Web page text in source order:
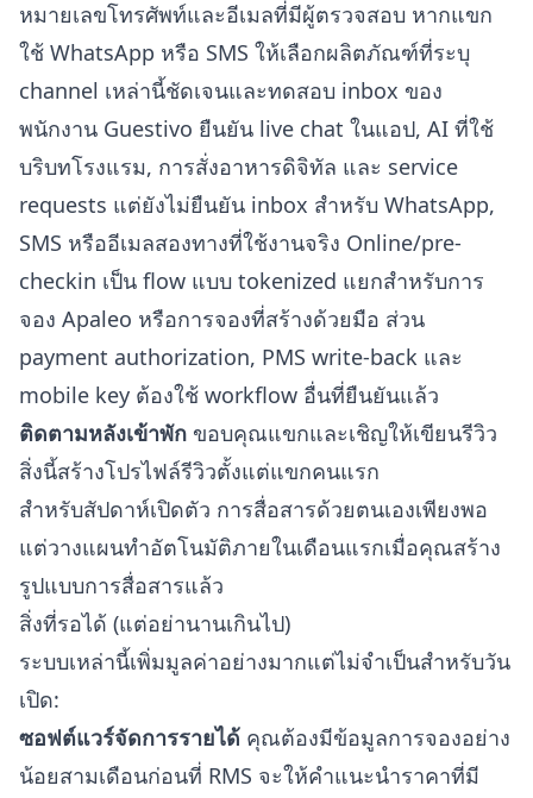
หมายเลขโทรศัพท์และอีเมลที่มีผู้ตรวจสอบ หากแขก
ใช้ WhatsApp หรือ SMS ให้เลือกผลิตภัณฑ์ที่ระบุ
channel เหล่านี้ชัดเจนและทดสอบ inbox ของ
พนักงาน Guestivo ยืนยัน live chat ในแอป, AI ที่ใช้
บริบทโรงแรม, การสั่งอาหารดิจิทัล และ service
requests แต่ยังไม่ยืนยัน inbox สำหรับ WhatsApp,
SMS หรืออีเมลสองทางที่ใช้งานจริง Online/pre-
checkin เป็น flow แบบ tokenized แยกสำหรับการ
จอง Apaleo หรือการจองที่สร้างด้วยมือ ส่วน
payment authorization, PMS write-back และ
mobile key ต้องใช้ workflow อื่นที่ยืนยันแล้ว
ติดตามหลังเข้าพัก ขอบคุณแขกและเชิญให้เขียนรีวิว
สิ่งนี้สร้างโปรไฟล์รีวิวตั้งแต่แขกคนแรก
สำหรับสัปดาห์เปิดตัว การสื่อสารด้วยตนเองเพียงพอ
แต่วางแผนทำอัตโนมัติภายในเดือนแรกเมื่อคุณสร้าง
รูปแบบการสื่อสารแล้ว
สิ่งที่รอได้ (แต่อย่านานเกินไป)
ระบบเหล่านี้เพิ่มมูลค่าอย่างมากแต่ไม่จำเป็นสำหรับวัน
เปิด:
ซอฟต์แวร์จัดการรายได้ คุณต้องมีข้อมูลการจองอย่าง
น้อยสามเดือนก่อนที่ RMS จะให้คำแนะนำราคาที่มี